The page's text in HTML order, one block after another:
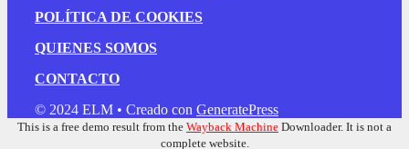
POLÍTICA DE COOKIES
QUIENES SOMOS
CONTACTO
© 2024 ELM • Creado con GeneratePress
This is a free demo result from the Wayback Machine Downloader. It is not a
complete website.